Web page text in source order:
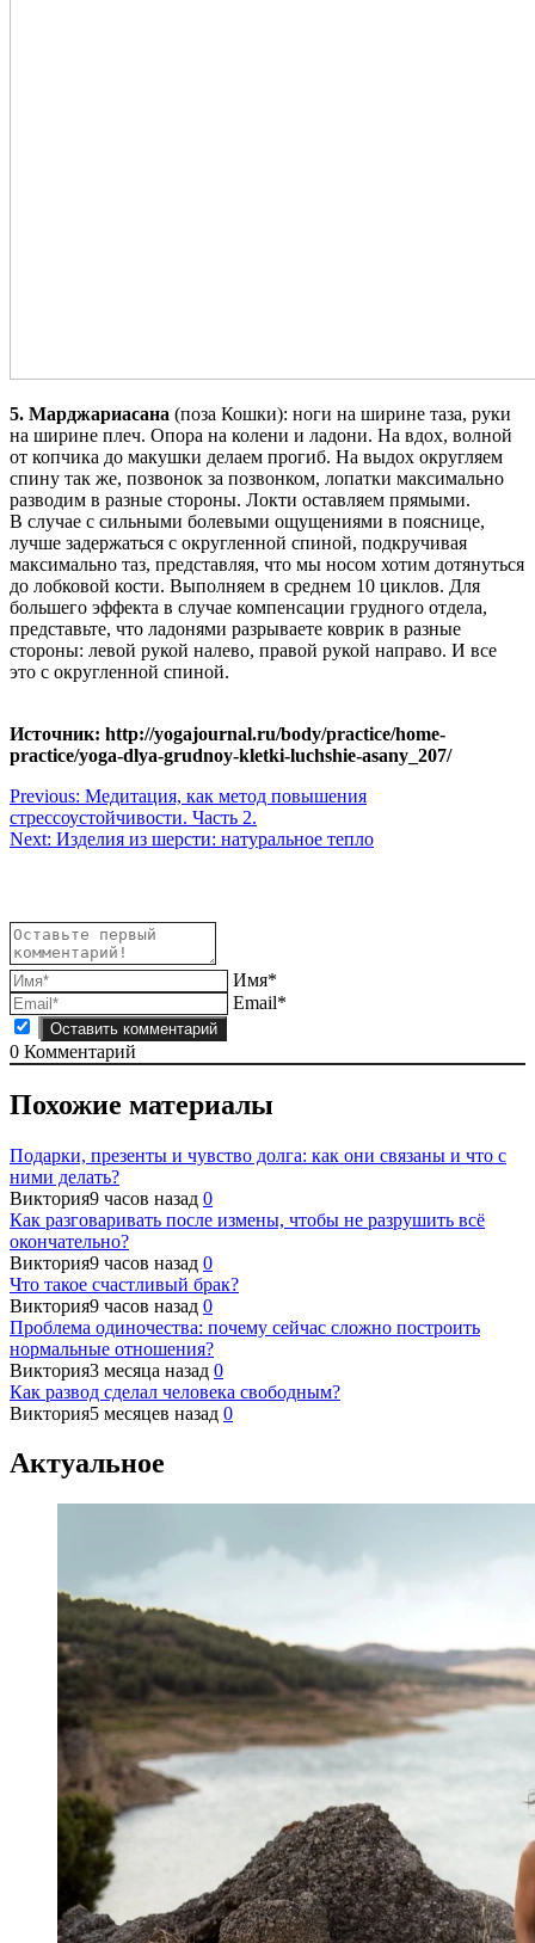
5. Марджариасана (поза Кошки): ноги на ширине таза, руки
на ширине плеч. Опора на колени и ладони. На вдох, волной
от копчика до макушки делаем прогиб. На выдох округляем
спину так же, позвонок за позвонком, лопатки максимально
разводим в разные стороны. Локти оставляем прямыми.
В случае с сильными болевыми ощущениями в пояснице,
лучше задержаться с округленной спиной, подкручивая
максимально таз, представляя, что мы носом хотим дотянуться
до лобковой кости. Выполняем в среднем 10 циклов. Для
большего эффекта в случае компенсации грудного отдела,
представьте, что ладонями разрываете коврик в разные
стороны: левой рукой налево, правой рукой направо. И все
это с округленной спиной.
Источник: http://yogajournal.ru/body/practice/home-
practice/yoga-dlya-grudnoy-kletki-luchshie-asany_207/
Навигация
по
Previous: Медитация, как метод повышения
стрессоустойчивости. Часть 2.
Next: Изделия из шерсти: натуральное тепло
Имя*
Email*
0 Комментарий
Похожие материалы
Подарки, презенты и чувство долга: как они связаны и что с
ними делать?
Виктория9 часов назад 0
Как разговаривать после измены, чтобы не разрушить всё
окончательно?
Виктория9 часов назад 0
Что такое счастливый брак?
Виктория9 часов назад 0
Проблема одиночества: почему сейчас сложно построить
нормальные отношения?
Виктория3 месяца назад 0
Как развод сделал человека свободным?
Виктория5 месяцев назад 0
Актуальное